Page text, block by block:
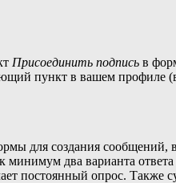
Присоединить подпись в
пункт в вашем профиле
для создания сообщений,
минимум два варианта
постоянный опрос. Также